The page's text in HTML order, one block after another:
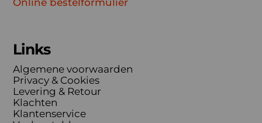
Online bestelformulier
Links
Algemene voorwaarden
Privacy & Cookies
Levering & Retour
Klachten
Klantenservice